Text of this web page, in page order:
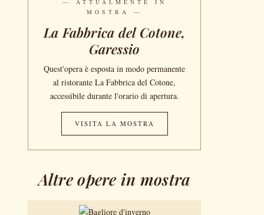
— ATTUALMENTE IN
MOSTRA —
La Fabbrica del Cotone,
Garessio
Quest'opera è esposta in modo permanente
al ristorante La Fabbrica del Cotone,
accessibile durante l'orario di apertura.
VISITA LA MOSTRA
Altre opere in mostra